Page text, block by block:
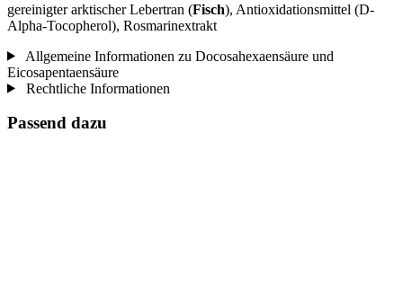
gereinigter arktischer Lebertran (Fisch), Antioxidationsmittel (D-
Alpha-Tocopherol), Rosmarinextrakt
Allgemeine Informationen zu Docosahexaensäure und
Eicosapentaensäure
Rechtliche Informationen
Passend dazu